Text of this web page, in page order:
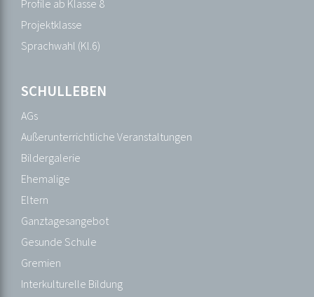
Profil
Bilingualer
Zug
Erlebnispädagogik
GFS-
Profile ab Klasse 8
Projektklasse
Sprachwahl (Kl.6)
SCHULLEBEN
AGs
Außerunterrichtliche Veranstaltungen
Bildergalerie
Ehemalige
Eltern
Ganztagesangebot
Gesunde Schule
Gremien
Interkulturelle Bildung